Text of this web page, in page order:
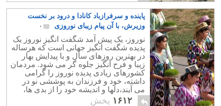
پاینده و سرفرازباد کانادا و درود بر نخست
وزیرش، با آن پیام زیبای نوروزی
۰
نوروز، یک پیش آمد شگفت انگیز نوروز یک
پدیده شگفت انگیز جهانی است که هرساله
در بهترین روزهای سال و با پیدایش بهار
زیبا و فرح انگیز جلوه گر می شود. مردمان
کشورهای زیادی پدیده نوروز را گرامی
داشته، خود و فرزندان به پوششی نو در
می آیند،دلها و اندیشه خود را از بدی ها،
کینه توزی و دشمنی پاک می کنند.
۱۶۱۲ پخش